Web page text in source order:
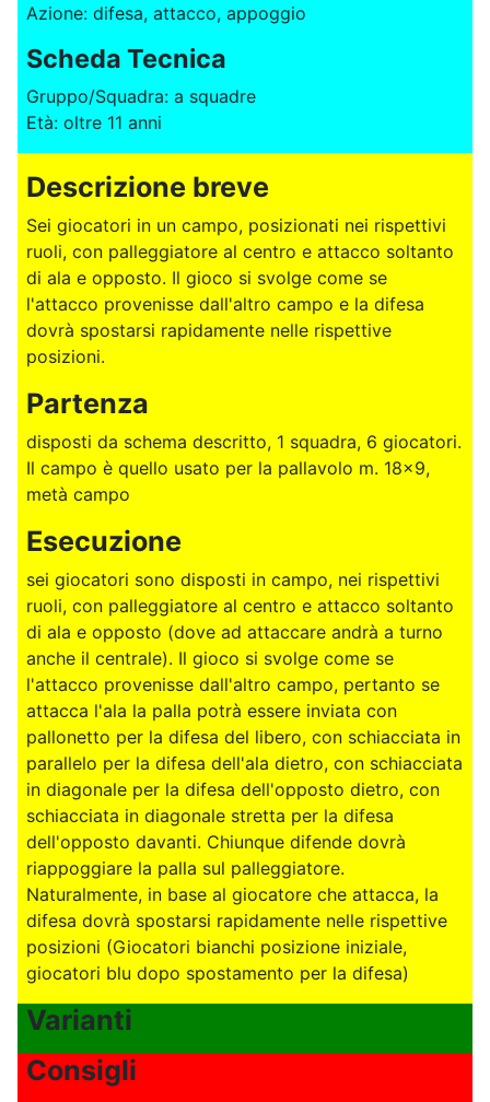
Azione: difesa, attacco, appoggio
Scheda Tecnica
Gruppo/Squadra: a squadre
Età: oltre 11 anni
Descrizione breve
Sei giocatori in un campo, posizionati nei rispettivi
ruoli, con palleggiatore al centro e attacco soltanto
di ala e opposto. Il gioco si svolge come se
l'attacco provenisse dall'altro campo e la difesa
dovrà spostarsi rapidamente nelle rispettive
posizioni.
Partenza
disposti da schema descritto, 1 squadra, 6 giocatori.
Il campo è quello usato per la pallavolo m. 18x9,
metà campo
Esecuzione
sei giocatori sono disposti in campo, nei rispettivi
ruoli, con palleggiatore al centro e attacco soltanto
di ala e opposto (dove ad attaccare andrà a turno
anche il centrale). Il gioco si svolge come se
l'attacco provenisse dall'altro campo, pertanto se
attacca l'ala la palla potrà essere inviata con
pallonetto per la difesa del libero, con schiacciata in
parallelo per la difesa dell'ala dietro, con schiacciata
in diagonale per la difesa dell'opposto dietro, con
schiacciata in diagonale stretta per la difesa
dell'opposto davanti. Chiunque difende dovrà
riappoggiare la palla sul palleggiatore.
Naturalmente, in base al giocatore che attacca, la
difesa dovrà spostarsi rapidamente nelle rispettive
posizioni (Giocatori bianchi posizione iniziale,
giocatori blu dopo spostamento per la difesa)
Varianti
Consigli